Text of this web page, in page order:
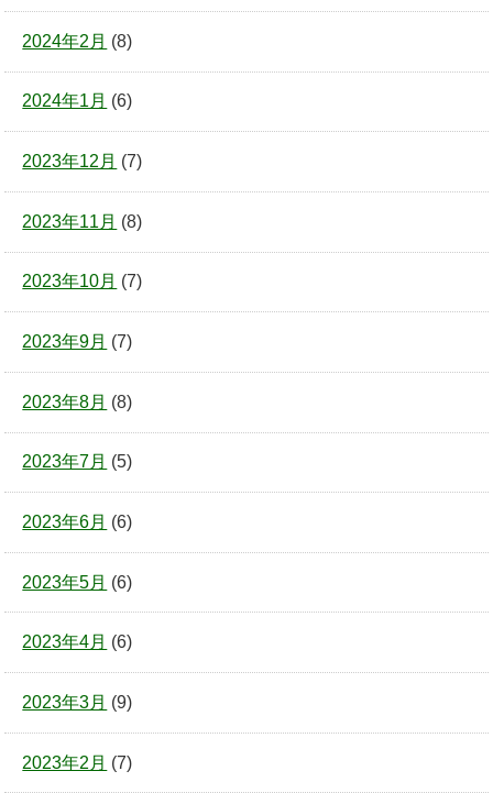
2024年2月 (8)
2024年1月 (6)
2023年12月 (7)
2023年11月 (8)
2023年10月 (7)
2023年9月 (7)
2023年8月 (8)
2023年7月 (5)
2023年6月 (6)
2023年5月 (6)
2023年4月 (6)
2023年3月 (9)
2023年2月 (7)